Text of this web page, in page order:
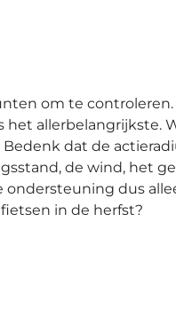
om te
het allerbelangrijkste.
dat de
de wind, het
ondersteuning dus
in de herfst?